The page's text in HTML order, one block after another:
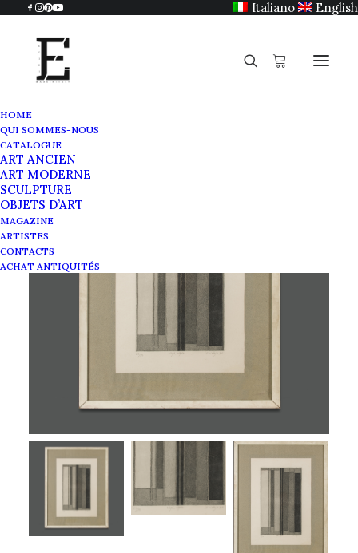
Italiano English
HOME
QUI SOMMES-NOUS
CATALOGUE
ART ANCIEN
ART MODERNE
SCULPTURE
OBJETS D’ART
MAGAZINE
ARTISTES
CONTACTS
ACHAT ANTIQUITÉS